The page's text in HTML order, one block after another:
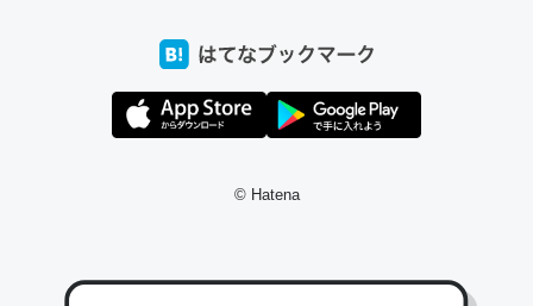
たいなのでネット環境作ったけどAlexaしか使わないので
© Hatena